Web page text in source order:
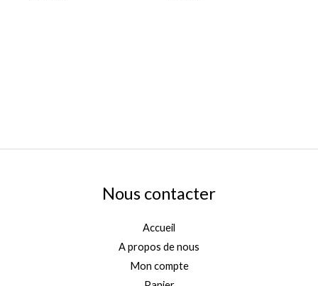
Nous contacter
Accueil
A propos de nous
Mon compte